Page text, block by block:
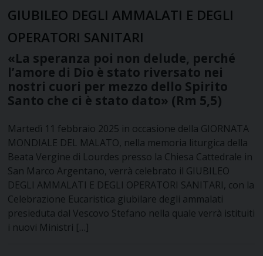
GIUBILEO DEGLI AMMALATI E DEGLI
OPERATORI SANITARI
«La speranza poi non delude, perché
l’amore di Dio è stato riversato nei
nostri cuori per mezzo dello Spirito
Santo che ci è stato dato» (Rm 5,5)
Martedì 11 febbraio 2025 in occasione della GIORNATA
MONDIALE DEL MALATO, nella memoria liturgica della
Beata Vergine di Lourdes presso la Chiesa Cattedrale in
San Marco Argentano, verrà celebrato il GIUBILEO
DEGLI AMMALATI E DEGLI OPERATORI SANITARI, con la
Celebrazione Eucaristica giubilare degli ammalati
presieduta dal Vescovo Stefano nella quale verrà istituiti
i nuovi Ministri […]